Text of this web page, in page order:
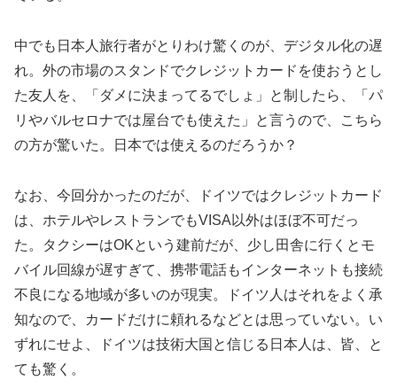
中でも日本人旅行者がとりわけ驚くのが、デジタル化の遅
れ。外の市場のスタンドでクレジットカードを使おうとし
た友人を、「ダメに決まってるでしょ」と制したら、「パ
リやバルセロナでは屋台でも使えた」と言うので、こちら
の方が驚いた。日本では使えるのだろうか？
なお、今回分かったのだが、ドイツではクレジットカード
は、ホテルやレストランでもVISA以外はほぼ不可だっ
た。タクシーはOKという建前だが、少し田舎に行くとモ
バイル回線が遅すぎて、携帯電話もインターネットも接続
不良になる地域が多いのが現実。ドイツ人はそれをよく承
知なので、カードだけに頼れるなどとは思っていない。い
ずれにせよ、ドイツは技術大国と信じる日本人は、皆、と
ても驚く。